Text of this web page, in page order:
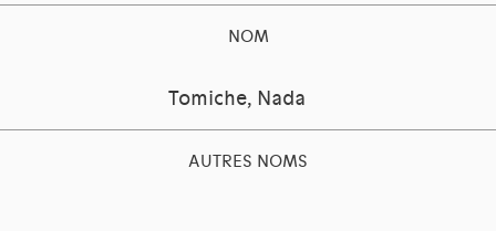
NOM
Tomiche, Nada
AUTRES NOMS